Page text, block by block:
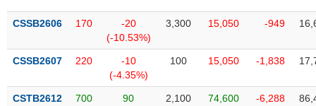
CSSB2606 170
-20
(-10.53%)
3,300 15,050 -949
CSSB2607 220
-10
(-4.35%)
100 15,050 -1,838
CSTB2612 700
90
2,100 74,600 -6,288
(-)
Cổ phiếu Chỉ số
đạo
(-)